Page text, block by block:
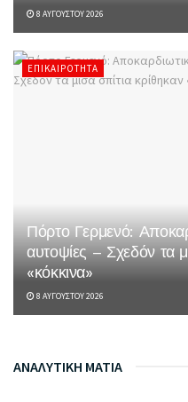
8 ΑΥΓΟΎΣΤΟΥ 2026
ΕΠΙΚΑΙΡΌΤΗΤΑ
Πόρτο Γερμενό:
αυτοψίες – Σχεδόν τα
«κόκκινα»
8 ΑΥΓΟΎΣΤΟΥ 2026
ΑΝΑΛΥΤΙΚΗ ΜΑΤΙΑ